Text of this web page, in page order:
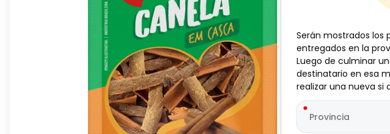
Serán mostrados los
entregados en la
Luego de culminar
destinatario en esa
realizar una nueva si
Serán mostrados los
entregados en la
Luego de culminar
destinatario en esa
realizar una nueva si